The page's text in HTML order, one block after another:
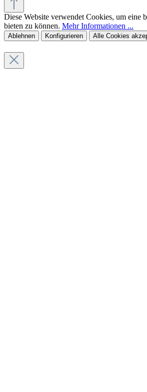
Diese Website verwendet Cookies, um eine
bieten zu können. Mehr Informationen ...
Ablehnen Konfigurieren Alle Cookies